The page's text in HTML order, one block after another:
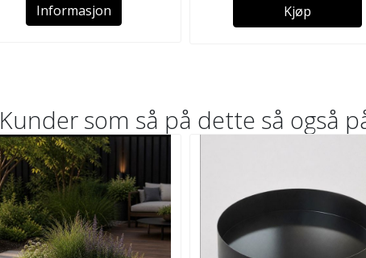
Informasjon Kjøp
Kunder som så på dette så også